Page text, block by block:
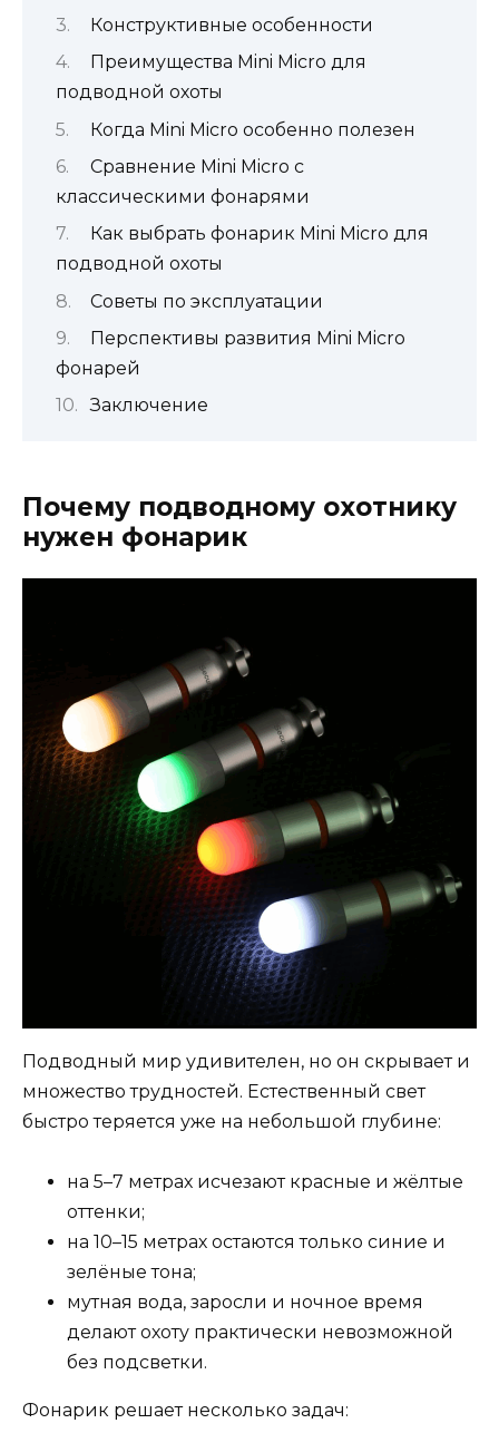
Конструктивные особенности
Преимущества Mini Micro для
подводной охоты
Когда Mini Micro особенно полезен
Сравнение Mini Micro с
классическими фонарями
Как выбрать фонарик Mini Micro для
подводной охоты
Советы по эксплуатации
Перспективы развития Mini Micro
фонарей
Заключение
Почему подводному охотнику
нужен фонарик
Подводный мир удивителен, но он скрывает и
множество трудностей. Естественный свет
быстро теряется уже на небольшой глубине:
на 5–7 метрах исчезают красные и жёлтые
оттенки;
на 10–15 метрах остаются только синие и
зелёные тона;
мутная вода, заросли и ночное время
делают охоту практически невозможной
без подсветки.
Фонарик решает несколько задач: